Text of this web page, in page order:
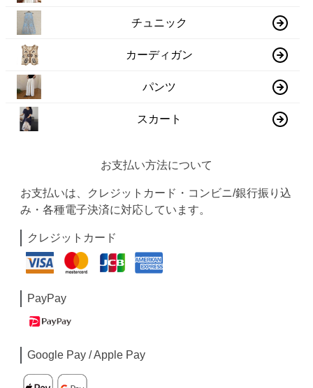
チュニック
カーディガン
パンツ
スカート
お支払い方法について
お支払いは、クレジットカード・コンビニ/銀行振り込
み・各種電子決済に対応しています。
クレジットカード
PayPay
Google Pay / Apple Pay